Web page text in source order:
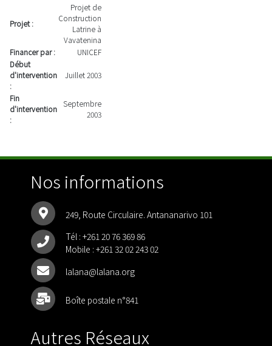
Projet :
Projet de
Construction
Latrine à
Vavatenina
Financer par :
UNICEF
Début
d'intervention
:
Juillet 2003
Fin
d'intervention
:
Septembre
2003
Nos informations
249, Route Circulaire. Antananarivo 101
Tél : +261 20 76 369 86
Mobile : +261 32 02 243 02
lalana@lalana.org
Boîte postale n°841
Autres Réseaux